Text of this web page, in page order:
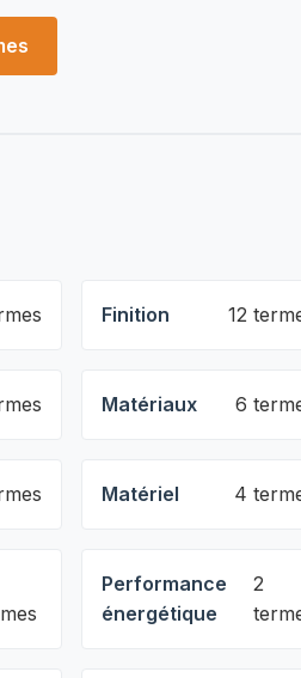
Finition 12
Matériaux 6
Matériel 4
Performance
énergétique
2